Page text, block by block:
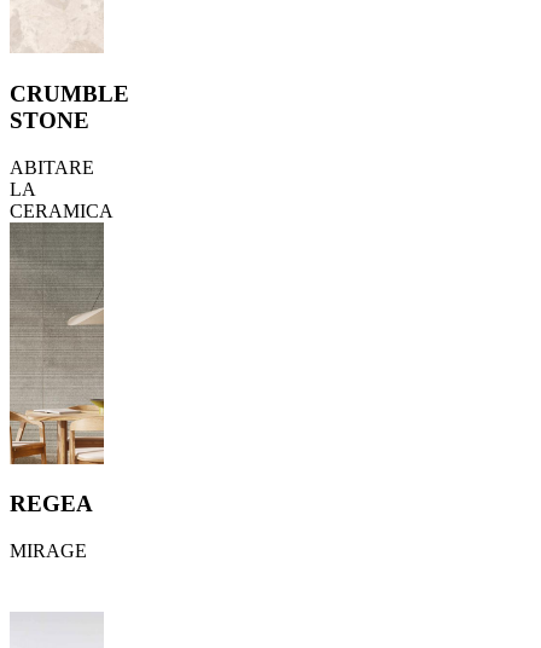
CRUMBLE
STONE
ABITARE
LA
CERAMICA
REGEA
MIRAGE